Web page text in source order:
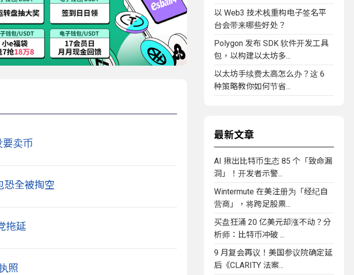
卖币
恐全被掏空
拖延
照
以 Web3 技术栈重构电子签名平
台会带来哪些好处？
Polygon 发布 SDK 软件开发工具
包，以构建以太坊多...
以太坊手续费太高怎么办？这 6
种策略教你如何节省...
最新文章
AI 揪出比特币生态 85 个「致命漏
洞」！开发者示警...
Wintermute 在美注册为「经纪自
营商」，将跨足股票...
买盘狂涌 20 亿美元却涨不动？分
析师：比特币冲破 ...
9 月复会再议！美国参议院确定延
后《CLARITY 法案...